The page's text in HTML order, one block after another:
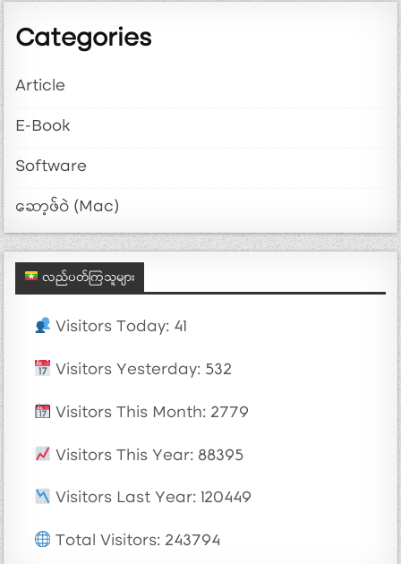
Categories
Article
E-Book
Software
ဆော့ဖ်ဝဲ (Mac)
လည်ပတ်ကြသူများ
Visitors Today: 41
Visitors Yesterday: 532
Visitors This Month: 2779
Visitors This Year: 88395
Visitors Last Year: 120449
Total Visitors: 243794